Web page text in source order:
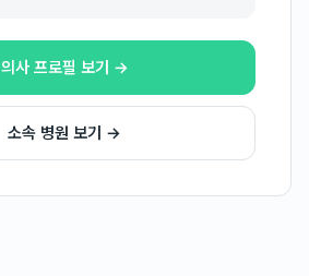
의사 프로필 보기 →
소속 병원 보기 →